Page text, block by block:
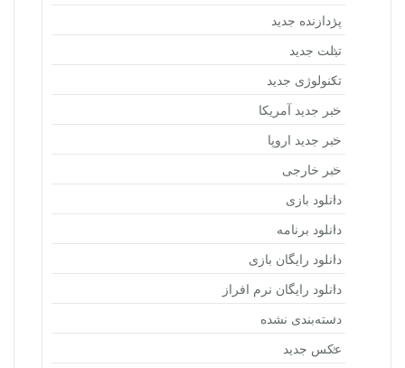
پردازنده جدید
تبلت جدید
تکنولوژی جدید
خبر جدید آمریکا
خبر جدید اروپا
خبر خارجی
دانلود بازی
دانلود برنامه
دانلود رایگان بازی
دانلود رایگان نرم افراز
دسته‌بندی نشده
عکس جدید